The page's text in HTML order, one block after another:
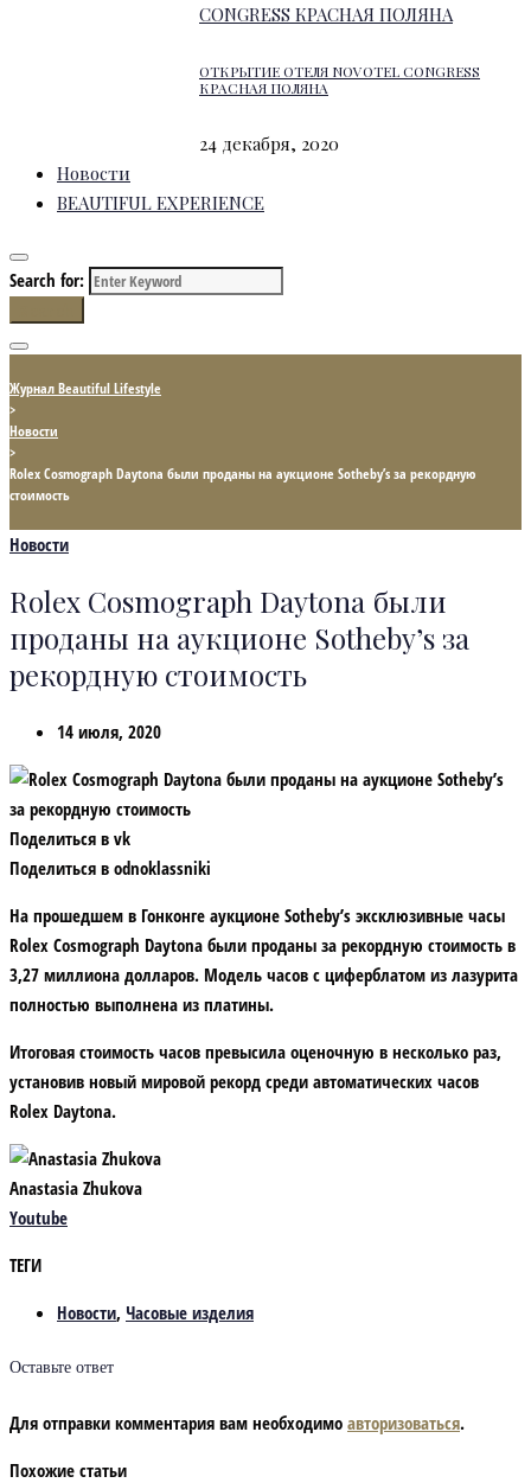
ОТКРЫТИЕ ОТЕЛЯ NOVOTEL CONGRESS
КРАСНАЯ ПОЛЯНА
24 декабря, 2020
Новости
BEAUTIFUL EXPERIENCE
Search for:
Журнал Beautiful Lifestyle
>
Новости
>
Rolex Cosmograph Daytona были проданы на аукционе Sotheby’s за рекордную
стоимость
Новости
Rolex Cosmograph Daytona были
проданы на аукционе Sotheby’s за
рекордную стоимость
14 июля, 2020
Поделиться в vk
Поделиться в odnoklassniki
На прошедшем в Гонконге аукционе Sotheby’s эксклюзивные часы
Rolex Cosmograph Daytona были проданы за рекордную стоимость в
3,27 миллиона долларов. Модель часов с циферблатом из лазурита
полностью выполнена из платины.
Итоговая стоимость часов превысила оценочную в несколько раз,
установив новый мировой рекорд среди автоматических часов
Rolex Daytona.
Anastasia Zhukova
Youtube
ТЕГИ
Новости, Часовые изделия
Оставьте ответ
Для отправки комментария вам необходимо авторизоваться.
Похожие статьи